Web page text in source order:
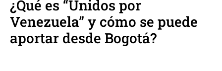
¿Qué es “Unidos por
Venezuela” y cómo se puede
aportar desde Bogotá?